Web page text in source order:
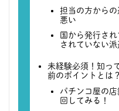
担当の方から
悪い
国から発行さ
されていない派
未経験必須！知っ
前のポイントとは？
パチンコ屋の
回してみる！